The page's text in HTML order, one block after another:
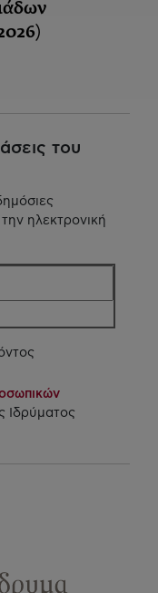
του
ηλεκτρονική
Ιδρύματος